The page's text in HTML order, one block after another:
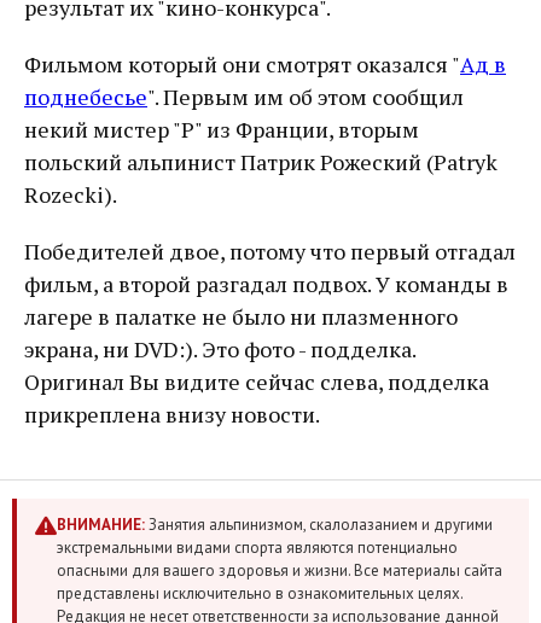
результат их "кино-конкурса".
Фильмом который они смотрят оказался "Ад в
поднебесье". Первым им об этом сообщил
некий мистер "Р" из Франции, вторым
польский альпинист Патрик Рожеский (Patryk
Rozecki).
Победителей двое, потому что первый отгадал
фильм, а второй разгадал подвох. У команды в
лагере в палатке не было ни плазменного
экрана, ни DVD:). Это фото - подделка.
Оригинал Вы видите сейчас слева, подделка
прикреплена внизу новости.
ВНИМАНИЕ:Занятия альпинизмом, скалолазанием и другими
экстремальными видами спорта являются потенциально
опасными для вашего здоровья и жизни. Все материалы сайта
представлены исключительно в ознакомительных целях.
Редакция не несет ответственности за использование данной